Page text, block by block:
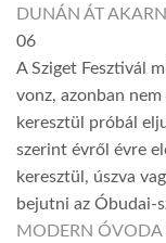
DUNÁN ÁT
06
A Sziget Fesztivál
vonz, azonban
keresztül próbál
szerint évről évre
keresztül, úszva
bejutni az Óbudai-
MODERN ÓVODA